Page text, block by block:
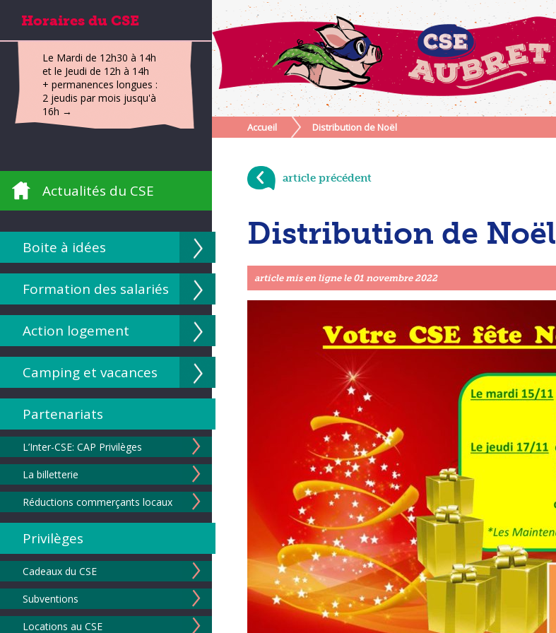
Horaires du CSE
Le Mardi de 12h30 à 14h
et le Jeudi de 12h à 14h
+ permanences longues :
2 jeudis par mois jusqu'à
16h →
Actualités du CSE
Boite à idées
Formation des salariés
Action logement
Camping et vacances
Partenariats
L’Inter-CSE: CAP Privilèges
La billetterie
Réductions commerçants locaux
Privilèges
Cadeaux du CSE
Subventions
Locations au CSE
Accueil Distribution de Noël
article précédent
Distribution de Noël
article mis en ligne le 01 novembre 2022